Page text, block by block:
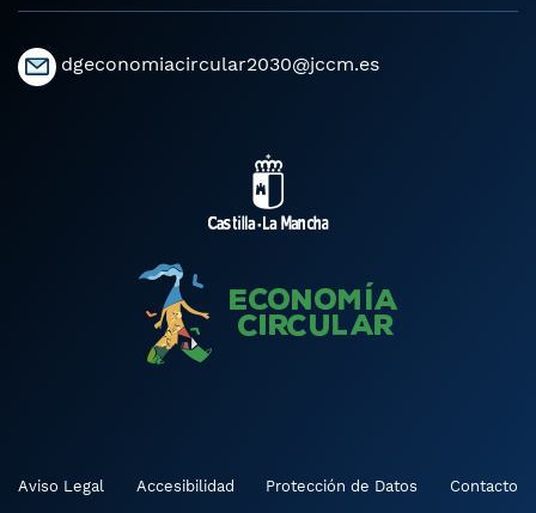
dgeconomiacircular2030@jccm.es
Aviso Legal Accesibilidad Protección de Datos Contacto